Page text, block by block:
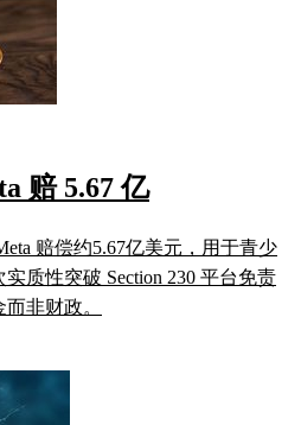
赔 5.67 亿
赔偿约5.67亿美元，用于青少
质性突破 Section 230 平台免责
非财政。